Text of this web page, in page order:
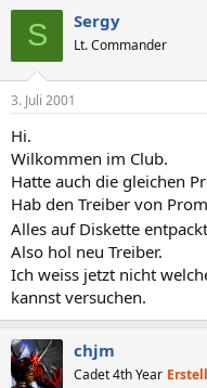
S Sergy
Lt. Commander
3. Juli 2001
Hi.
Wilkommen im Club.
Hatte auch die gleichen
Hab den Treiber von
Alles auf Diskette
Also hol neu Treiber.
Ich weiss jetzt nicht
kannst versuchen.
chjm
Cadet 4th Year